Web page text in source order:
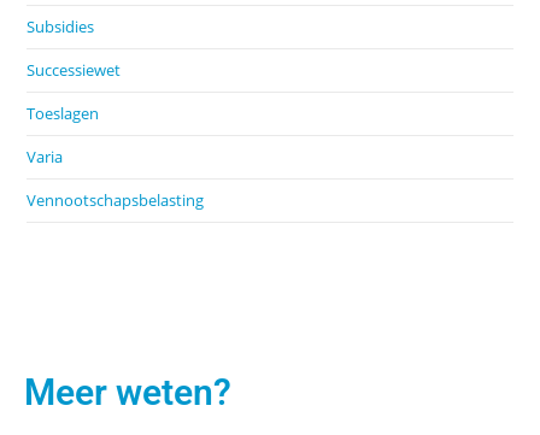
Subsidies
Successiewet
Toeslagen
Varia
Vennootschapsbelasting
Meer weten?